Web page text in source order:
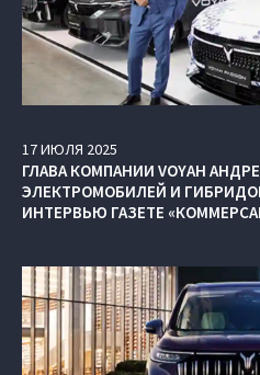
17ИЮЛЯ 2025
ГЛАВА КОМПАНИИ VOYAH
ЭЛЕКТРОМОБИЛЕЙ И
ИНТЕРВЬЮ ГАЗЕТЕ